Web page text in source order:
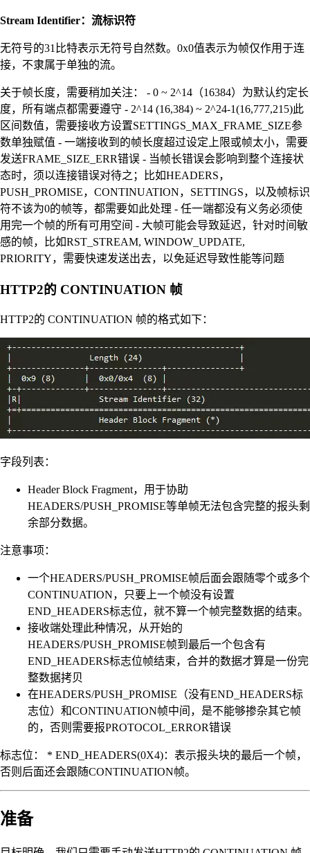
Stream Identifier：流标识符
无符号的31比特表示无符号自然数。0x0值表示为帧仅作用于连
接，不隶属于单独的流。
关于帧长度，需要稍加关注： - 0 ~ 2^14（16384）为默认约定长
度，所有端点都需要遵守 - 2^14 (16,384) ~ 2^24-1(16,777,215)此
区间数值，需要接收方设置SETTINGS_MAX_FRAME_SIZE参
数单独赋值 - 一端接收到的帧长度超过设定上限或帧太小，需要
发送FRAME_SIZE_ERR错误 - 当帧长错误会影响到整个连接状
态时，须以连接错误对待之；比如HEADERS，
PUSH_PROMISE，CONTINUATION，SETTINGS，以及帧标识
符不该为0的帧等，都需要如此处理 - 任一端都没有义务必须使
用完一个帧的所有可用空间 - 大帧可能会导致延迟，针对时间敏
感的帧，比如RST_STREAM, WINDOW_UPDATE,
PRIORITY，需要快速发送出去，以免延迟导致性能等问题
HTTP2的 CONTINUATION 帧
HTTP2的 CONTINUATION 帧的格式如下：
字段列表：
Header Block Fragment，用于协助
HEADERS/PUSH_PROMISE等单帧无法包含完整的报头剩
余部分数据。
注意事项：
一个HEADERS/PUSH_PROMISE帧后面会跟随零个或多个
CONTINUATION，只要上一个帧没有设置
END_HEADERS标志位，就不算一个帧完整数据的结束。
接收端处理此种情况，从开始的
HEADERS/PUSH_PROMISE帧到最后一个包含有
END_HEADERS标志位帧结束，合并的数据才算是一份完
整数据拷贝
在HEADERS/PUSH_PROMISE（没有END_HEADERS标
志位）和CONTINUATION帧中间，是不能够掺杂其它帧
的，否则需要报PROTOCOL_ERROR错误
标志位： * END_HEADERS(0X4)：表示报头块的最后一个帧，
否则后面还会跟随CONTINUATION帧。
准备